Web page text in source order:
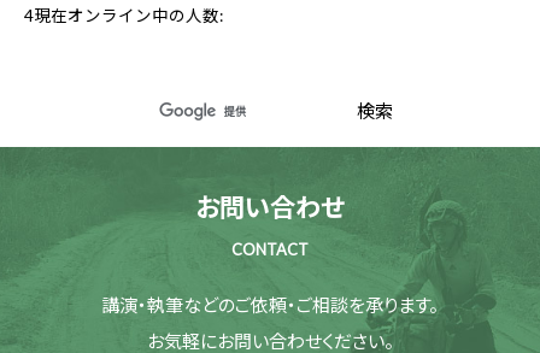
4現在オンライン中の人数:
お問い合わせ
CONTACT
講演・執筆などのご依頼・ご相談を承ります。
お気軽にお問い合わせください。